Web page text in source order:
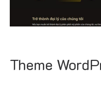
Theme